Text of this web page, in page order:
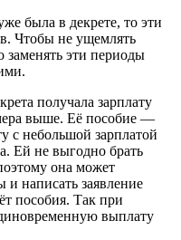
была в декрете, то эти
Чтобы не ущемлять
заменять эти периоды
получала зарплату
выше. Её пособие —
с небольшой зарплатой
Ей не выгодно брать
она может
и написать заявление
пособия. Так при
выплату